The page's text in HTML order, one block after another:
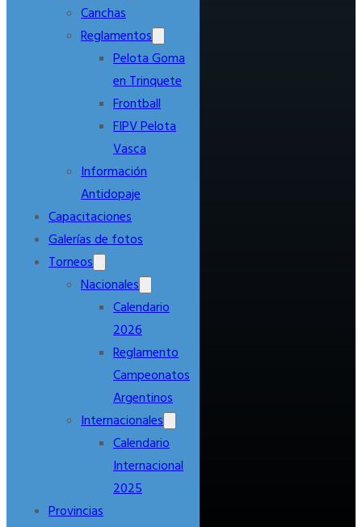
Canchas
Reglamentos
Pelota Goma
en Trinquete
Frontball
FIPV Pelota
Vasca
Información
Antidopaje
Capacitaciones
Galerías de fotos
Torneos
Nacionales
Calendario
2026
Reglamento
Campeonatos
Argentinos
Internacionales
Calendario
Internacional
2025
Provincias